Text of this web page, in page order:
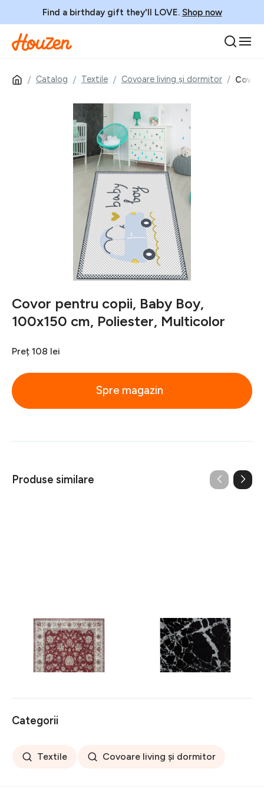
Find a birthday gift they'll LOVE. Shop now
Catalog Textile Covoare living și dormitor
Covor pentru copii, Baby Boy,
100x150 cm, Poliester, Multicolor
Preț 108 lei
Spre magazin
Produse similare
Covor rezistent Eko, ALT
05 - Red, Ivory, 100%
poliester, 80 x 150 cm
256 lei
Covor rezistent SM 21 -
Black, Silver XW, 80x300
441 lei
Categorii
Textile Covoare living și dormitor